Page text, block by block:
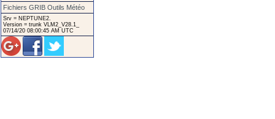
Fichiers GRIB Outils Météo
Srv = NEPTUNE2.
Version = trunk VLM2_V28.1_
07/14/20 08:00:45 AM UTC